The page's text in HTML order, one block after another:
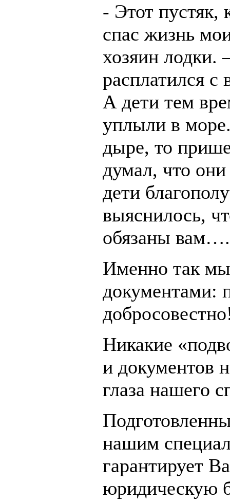
- Этот пустяк,
спас жизнь
хозяин лодки.
расплатился
А дети тем
уплыли в
дыре, то
думал, что
дети
выяснилось,
обязаны вам….
Именно так
документами:
Никакие
и документов
глаза нашего
нашим
гарантирует
юридическую